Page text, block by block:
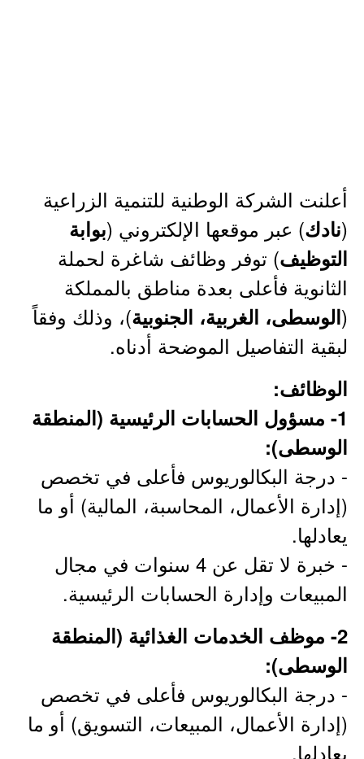
أعلنت الشركة الوطنية للتنمية الزراعية
(نادك) عبر موقعها الإلكتروني (بوابة
التوظيف) توفر وظائف شاغرة لحملة
الثانوية فأعلى بعدة مناطق بالمملكة
(الوسطى، الغربية، الجنوبية)، وذلك وفقاً
لبقية التفاصيل الموضحة أدناه.
الوظائف:
1- مسؤول الحسابات الرئيسية (المنطقة
الوسطى):
- درجة البكالوريوس فأعلى في تخصص
(إدارة الأعمال، المحاسبة، المالية) أو ما
يعادلها.
- خبرة لا تقل عن 4 سنوات في مجال
المبيعات وإدارة الحسابات الرئيسية.
2- موظف الخدمات الغذائية (المنطقة
الوسطى):
- درجة البكالوريوس فأعلى في تخصص
(إدارة الأعمال، المبيعات، التسويق) أو ما
يعادلها.